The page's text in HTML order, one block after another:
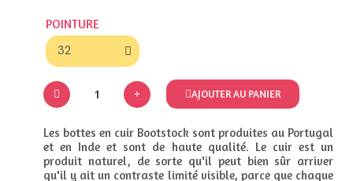
POINTURE
AJOUTER AU PANIER
Les bottes en cuir Bootstock sont produites au Portugal
et en Inde et sont de haute qualité. Le cuir est un
produit naturel, de sorte qu'il peut bien sûr arriver
qu'il y ait un contraste limité visible, parce que chaque